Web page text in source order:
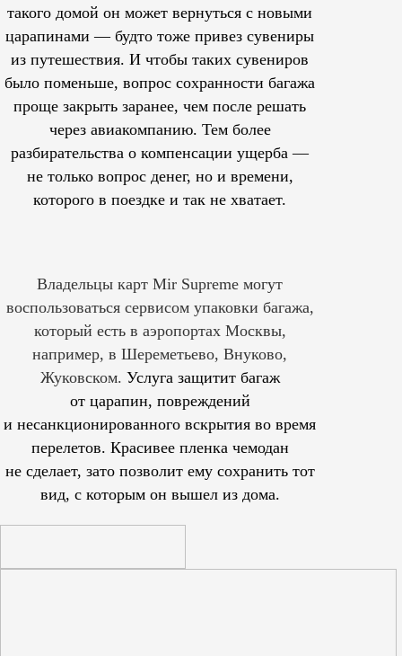
такого домой он может вернуться с новыми
царапинами — будто тоже привез сувениры
из путешествия. И чтобы таких сувениров
было поменьше, вопрос сохранности багажа
проще закрыть заранее, чем после решать
через авиакомпанию. Тем более
разбирательства о компенсации ущерба —
не только вопрос денег, но и времени,
которого в поездке и так не хватает.
Владельцы карт Mir Supreme могут
воспользоваться сервисом упаковки багажа,
который есть в аэропортах Москвы,
например, в Шереметьево, Внуково,
Жуковском. Услуга защитит багаж
от царапин, повреждений
и несанкционированного вскрытия во время
перелетов. Красивее пленка чемодан
не сделает, зато позволит ему сохранить тот
вид, с которым он вышел из дома.